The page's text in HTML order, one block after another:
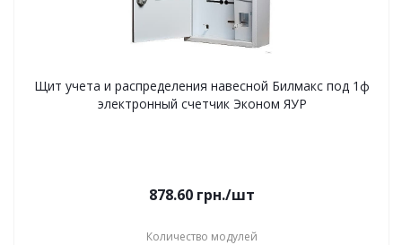
Щит учета и распределения навесной Билмакс под 1ф
электронный счетчик Эконом ЯУР
878.60 грн./шт
Количество модулей